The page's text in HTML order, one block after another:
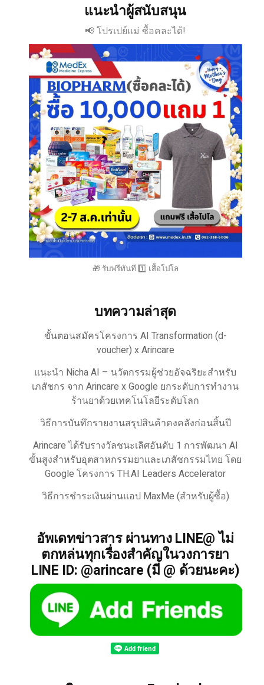
แนะนำผู้สนับสนุน
📢 โปรเปย์แม่ ซื้อคละได้!
🎁 รับฟรีทันที 1️⃣ เสื้อโปโล
บทความล่าสุด
ขั้นตอนสมัครโครงการ AI Transformation (d-
voucher) x Arincare
แนะนำ Nicha AI – นวัตกรรมผู้ช่วยอัจฉริยะสำหรับ
เภสัชกร จาก Arincare x Google ยกระดับการทำงาน
ร้านยาด้วยเทคโนโลยีระดับโลก
วิธีการบันทึกรายงานสรุปสินค้าคงคลังก่อนสิ้นปี
Arincare ได้รับรางวัลชนะเลิศอันดับ 1 การพัฒนา AI
ขั้นสูงสำหรับอุตสาหกรรมยาและเภสัชกรรมไทย โดย
Google โครงการ TH.AI Leaders Accelerator
วิธีการชำระเงินผ่านแอป MaxMe (สำหรับผู้ซื้อ)
อัพเดทข่าวสาร ผ่านทาง LINE@ ไม่
ตกหล่นทุกเรื่องสำคัญในวงการยา
LINE ID: @arincare (มี @ ด้วยนะคะ)